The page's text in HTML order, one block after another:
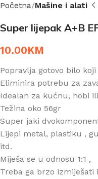
Početna Mašine i alati
Super lijepak A+B
10.00KM
Popravlja gotovo bilo
Eliminira potrebu za
Idealan za kućnu, hobi
Težina oko 56gr
Super jaki
Lijepi metal, plastiku ,
itd.
Miješa se u odnosu 1:1 ,
Treba ga brzo